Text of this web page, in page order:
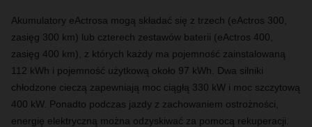
Akumulatory eActrosa mogą składać się z trzech (eActros 300,
zasięg 300 km) lub czterech zestawów baterii (eActros 400,
zasięg 400 km), z których każdy ma pojemność zainstalowaną
112 kWh i pojemność użytkową około 97 kWh. Dwa silniki
chłodzone cieczą zapewniają moc ciągłą 330 kW i moc szczytową
400 kW. Ponadto podczas jazdy z zachowaniem ostrożności,
energię elektryczną można odzyskiwać za pomocą rekuperacji.